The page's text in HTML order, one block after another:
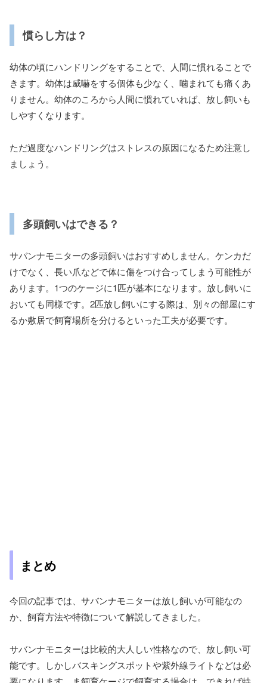
慣らし方は？
幼体の頃にハンドリングをすることで、人間に慣れることで
きます。幼体は威嚇をする個体も少なく、噛まれても痛くあ
りません。幼体のころから人間に慣れていれば、放し飼いも
しやすくなります。
ただ過度なハンドリングはストレスの原因になるため注意し
ましょう。
多頭飼いはできる？
サバンナモニターの多頭飼いはおすすめしません。ケンカだ
けでなく、長い爪などで体に傷をつけ合ってしまう可能性が
あります。1つのケージに1匹が基本になります。放し飼いに
おいても同様です。2匹放し飼いにする際は、別々の部屋にす
るか敷居で飼育場所を分けるといった工夫が必要です。
まとめ
今回の記事では、サバンナモニターは放し飼いが可能なの
か、飼育方法や特徴について解説してきました。
サバンナモニターは比較的大人しい性格なので、放し飼い可
能です。しかしバスキングスポットや紫外線ライトなどは必